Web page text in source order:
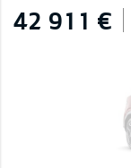
42 911 €